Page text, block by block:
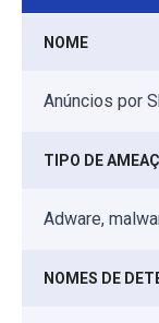
NOME
Anúncios por
TIPO DE
Adware,
NOMES DE